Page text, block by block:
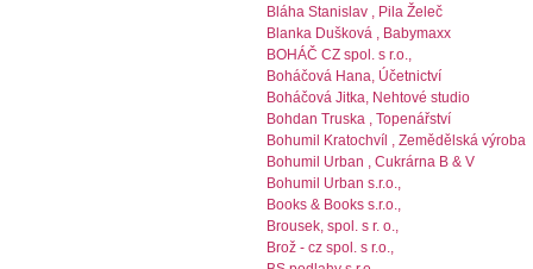
Bláha Stanislav , Pila Želeč
Blanka Dušková , Babymaxx
BOHÁČ CZ spol. s r.o.,
Boháčová Hana, Účetnictví
Boháčová Jitka, Nehtové studio
Bohdan Truska , Topenářství
Bohumil Kratochvíl , Zemědělská výroba
Bohumil Urban , Cukrárna B & V
Bohumil Urban s.r.o.,
Books & Books s.r.o.,
Brousek, spol. s r. o.,
Brož - cz spol. s r.o.,